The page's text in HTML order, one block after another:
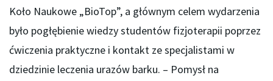
Koło Naukowe „BioTop”, a głównym celem wydarzenia
było pogłębienie wiedzy studentów fizjoterapii poprzez
ćwiczenia praktyczne i kontakt ze specjalistami w
dziedzinie leczenia urazów barku. – Pomysł na